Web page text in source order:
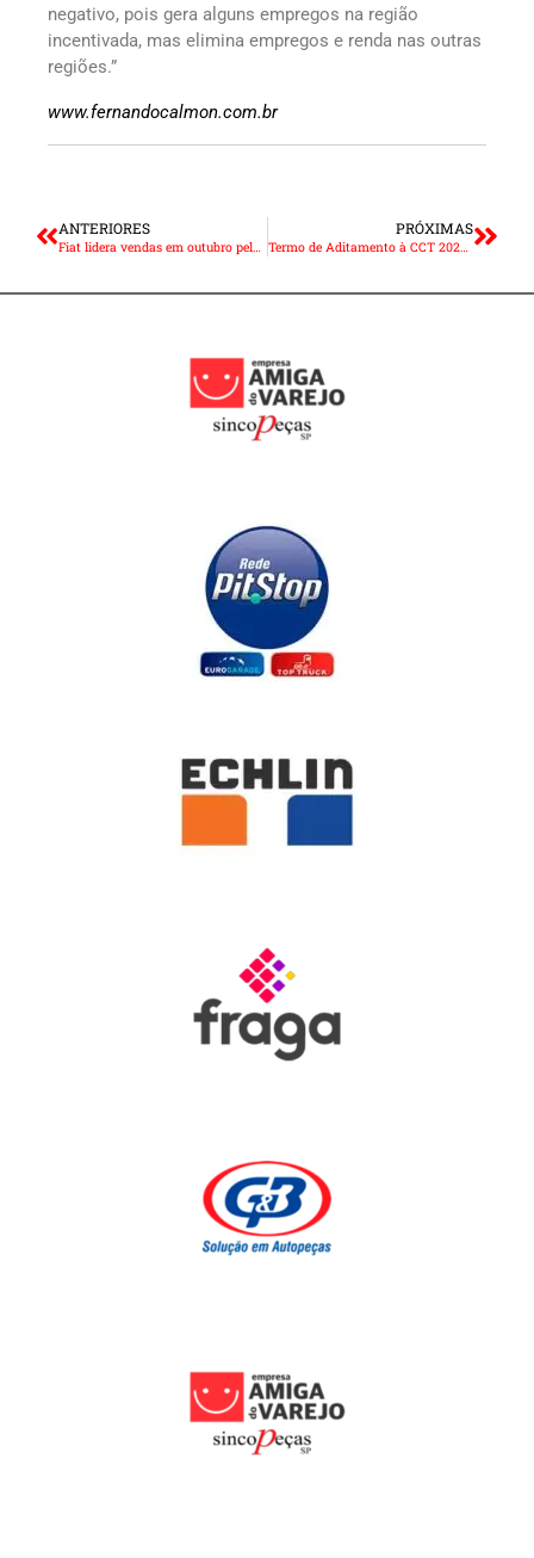
negativo, pois gera alguns empregos na região
incentivada, mas elimina empregos e renda nas outras
regiões.”
www.fernandocalmon.com.br
ANTERIORES
Fiat lidera vendas em outubro pelo segundo mês seguido
PRÓXIMAS
Termo de Aditamento à CCT 2020-2021 do Sindirod